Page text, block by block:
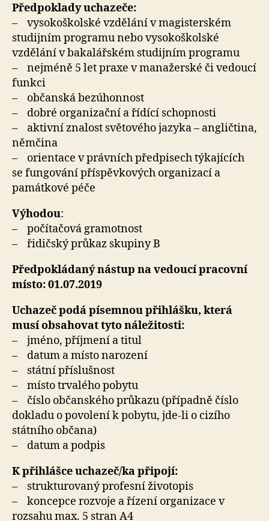
Předpoklady uchazeče:
– vysokoškolské vzdělání v magisterském
studijním programu nebo vysokoškolské
vzdělání v bakalářském studijním programu
– nejméně 5 let praxe v manažerské či vedoucí
funkci
– občanská bezúhonnost
– dobré organizační a řídící schopnosti
– aktivní znalost světového jazyka – angličtina,
němčina
– orientace v právních předpisech týkajících
se fungování příspěvkových organizací a
památkové péče
Výhodou:
– počítačová gramotnost
– řidičský průkaz skupiny B
Předpokládaný nástup na vedoucí pracovní
místo: 01.07.2019
Uchazeč podá písemnou přihlášku, která
musí obsahovat tyto náležitosti:
– jméno, příjmení a titul
– datum a místo narození
– státní příslušnost
– místo trvalého pobytu
– číslo občanského průkazu (případně číslo
dokladu o povolení k pobytu, jde-li o cizího
státního občana)
– datum a podpis
K přihlášce uchazeč/ka připojí:
– strukturovaný profesní životopis
– koncepce rozvoje a řízení organizace v
rozsahu max. 5 stran A4